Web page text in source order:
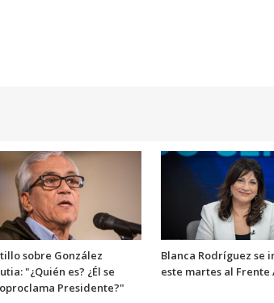
sobre González
"¿Quién es? ¿Él se
Presidente?"
Blanca Rodríguez se
este martes al Frente